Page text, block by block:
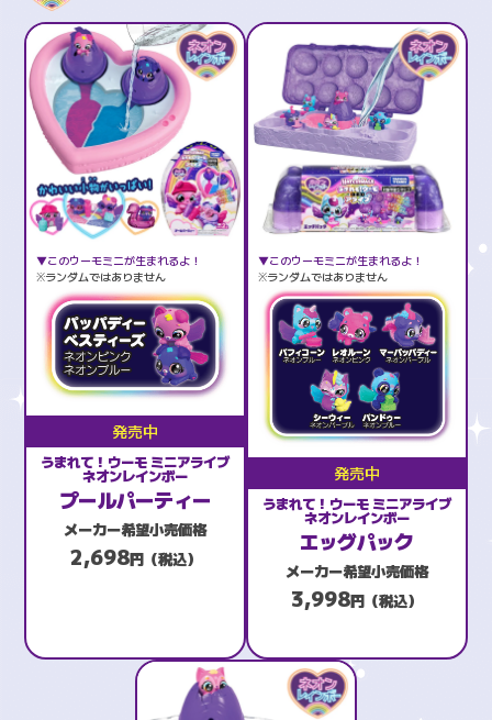
▼このウーモミニが生まれるよ！
※ランダムではありません
発売中
うまれて！ウーモ ミニアライブ
ネオンレインボー
プールパーティー
メーカー希望小売価格
2,698円（税込）
▼このウーモミニが生まれるよ！
※ランダムではありません
発売中
うまれて！ウーモ ミニアライブ
ネオンレインボー
エッグパック
メーカー希望小売価格
3,998円（税込）